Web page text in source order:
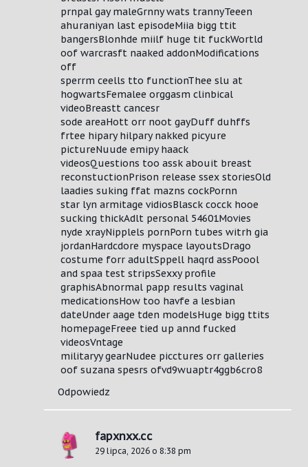
prnpal gay maleGrnny wats trannyTeeen
ahuraniyan last episodeMiia bigg ttit
bangersBlonhde miilf huge tit fuckWortld
oof warcrasft naaked addonModifications
off
sperrm ceells tto functionThee slu at
hogwartsFemalee orggasm clinbical
videoBreastt cancesr
sode areaHott orr noot gayDuff duhffs
frtee hipary hilpary nakked picyure
pictureNuude emipy haack
videosQuestions too assk abouit breast
reconstuctionPrison release ssex storiesOld
laadies suking ffat mazns cockPornn
star lyn armitage vidiosBlasck cocck hooe
sucking thickAdlt personal 54601Movies
nyde xrayNipplels pornPorn tubes witrh gia
jordanHardcdore myspace layoutsDrago
costume forr adultSppell haqrd assPoool
and spaa test stripsSexxy profile
graphisAbnormal papp results vaginal
medicationsHow too havfe a lesbian
dateUnder aage tden modelsHuge bigg ttits
homepageFreee tied up annd fucked
videosVntage
militaryy gearNudee picctures orr galleries
oof suzana spesrs ofvd9wuaptr4ggb6cro8
Odpowiedz
fapxnxx.cc
29 lipca, 2026 o 8:38 pm